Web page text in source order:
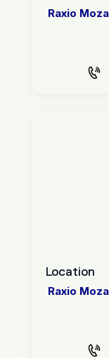
Raxio
Location
Raxio